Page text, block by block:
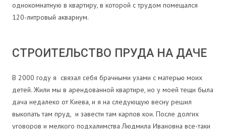
однокомнатную в квартиру, в которой с трудом помещался
120-литровый аквариум.
СТРОИТЕЛЬСТВО ПРУДА НА ДАЧЕ
В 2000 году я связал себя брачными узами с матерью моих
детей. Жили мы в арендованной квартире, но у моей тещи была
дача недалеко от Киева, и я на следующую весну решил
выкопать там пруд, и завести там карпов кои. После долгих
уговоров и мелкого подхалимства Людмила Ивановна все-таки